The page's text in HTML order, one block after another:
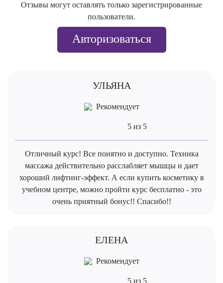
Отзывы могут оставлять только зарегистрированные
пользователи.
Авторизоваться
УЛЬЯНА
Рекомендует
5 из 5
Отличный курс! Все понятно и доступно. Техника
массажа действительно расслабляет мышцы и дает
хороший лифтинг-эффект. А если купить косметику в
учебном центре, можно пройти курс бесплатно - это
очень приятный бонус!! Спасибо!!
ЕЛЕНА
Рекомендует
5 из 5